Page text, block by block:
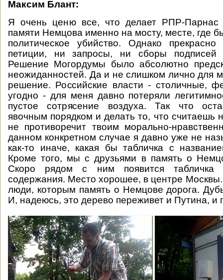
Максим Блант:
Я очень ценю все, что делает РПР-Парнас
памяти Немцова именно на мосту, месте, где
политическое убийство. Однако
петиции, ни запросы, ни сборы подписей
Решение Могордумы было абсолютно
неожиданностей. Да и не слишком лично для
решение. Российские власти - столичные,
угодно - для меня давно потеряли
пустое сотрясение воздуха. Так что
явочным порядком и делать то, что считаешь
не противоречит твоим морально-
данном конкретном случае я давно уже не
как-то иначе, какая бы табличка с
Кроме того, мы с друзьями в память о
Скоро рядом с ним появится табличка
содержания. Место хорошее, в центре
люди, которым память о Немцове дорога.
И, надеюсь, это дерево переживет и Путина, и